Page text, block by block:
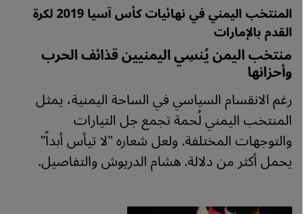
المنتخب اليمني في نهائيات كأس آسيا 2019 لكرة
القدم بالإمارات
منتخب اليمن يُنسِي اليمنيين قذائف الحرب
وأحزانها
رغم الانقسام السياسي في الساحة اليمنية، يمثل
المنتخب اليمني لُحمة تجمع جل التيارات
والتوجهات المختلفة. ولعل شعاره "لا تيأس أبداً"
يحمل أكثر من دلالة. هشام الدريوش والتفاصيل.